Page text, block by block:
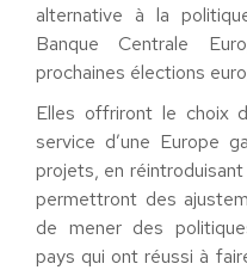
alternative à la
Banque Centrale
prochaines élections
Elles offriront le choix
service d’une Europe
projets, en
permettront des
de mener des
pays qui ont réussi à